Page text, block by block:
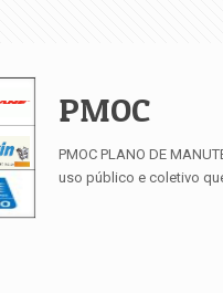
PMOC
PMOC PLANO DE
uso público e coletivo